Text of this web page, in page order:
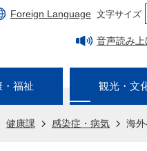
Foreign Language 文字サイズ
音声読み上
・福祉 観光・文
健康課 感染症・病気 海